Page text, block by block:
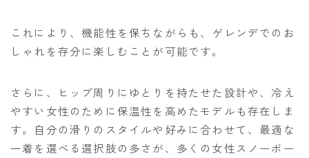
これにより、機能性を保ちながらも、ゲレンデでのお
しゃれを存分に楽しむことが可能です。
さらに、ヒップ周りにゆとりを持たせた設計や、冷え
やすい女性のために保温性を高めたモデルも存在しま
す。自分の滑りのスタイルや好みに合わせて、最適な
一着を選べる選択肢の多さが、多くの女性スノーボー